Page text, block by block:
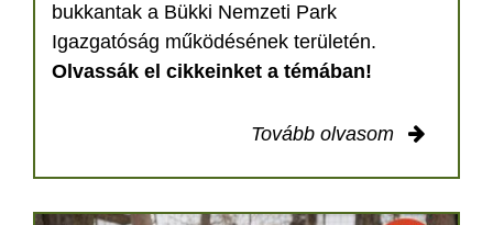
bukkantak a Bükki Nemzeti Park
Igazgatóság működésének területén.
Olvassák el cikkeinket a témában!
Tovább olvasom